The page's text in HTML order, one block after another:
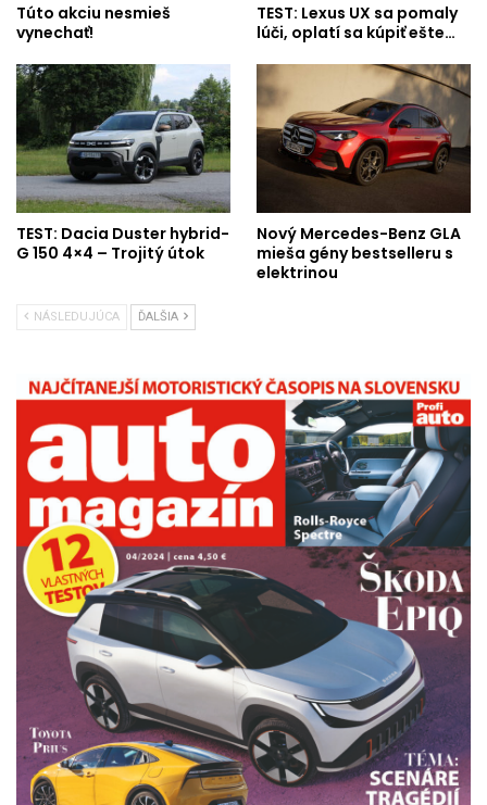
Túto akciu nesmieš
vynechať!
TEST: Lexus UX sa pomaly
lúči, oplatí sa kúpiť ešte…
TEST: Dacia Duster hybrid-
G 150 4×4 – Trojitý útok
Nový Mercedes-Benz GLA
mieša gény bestselleru s
elektrinou
NÁSLEDUJÚCA ĎALŠIA